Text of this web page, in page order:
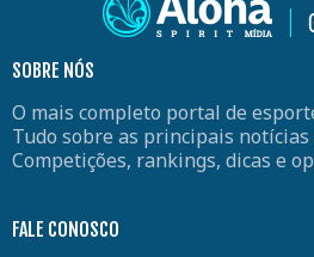
SOBRE NÓS
O mais completo portal de
Tudo sobre as principais notícias
Competições, rankings, dicas e
FALE CONOSCO